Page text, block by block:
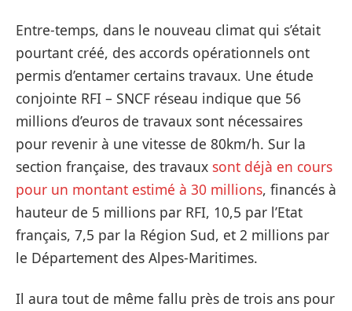
Entre-temps, dans le nouveau climat qui s’était
pourtant créé, des accords opérationnels ont
permis d’entamer certains travaux. Une étude
conjointe RFI – SNCF réseau indique que 56
millions d’euros de travaux sont nécessaires
pour revenir à une vitesse de 80km/h. Sur la
section française, des travaux sont déjà en cours
pour un montant estimé à 30 millions, financés à
hauteur de 5 millions par RFI, 10,5 par l’Etat
français, 7,5 par la Région Sud, et 2 millions par
le Département des Alpes-Maritimes.
Il aura tout de même fallu près de trois ans pour